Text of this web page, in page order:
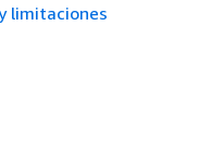
limitaciones